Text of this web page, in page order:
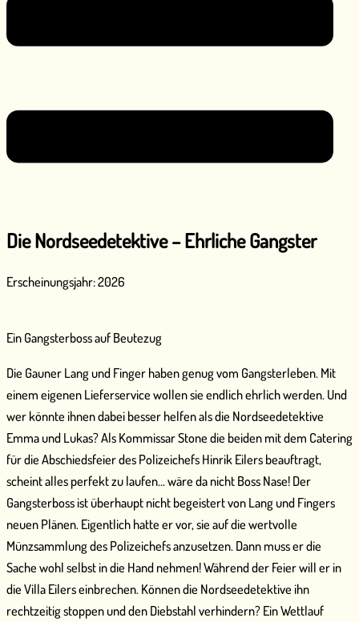
Die Nordseedetektive – Ehrliche Gangster
Erscheinungsjahr: 2026
Ein Gangsterboss auf Beutezug
Die Gauner Lang und Finger haben genug vom Gangsterleben. Mit
einem eigenen Lieferservice wollen sie endlich ehrlich werden. Und
wer könnte ihnen dabei besser helfen als die Nordseedetektive
Emma und Lukas? Als Kommissar Stone die beiden mit dem Catering
für die Abschiedsfeier des Polizeichefs Hinrik Eilers beauftragt,
scheint alles perfekt zu laufen… wäre da nicht Boss Nase! Der
Gangsterboss ist überhaupt nicht begeistert von Lang und Fingers
neuen Plänen. Eigentlich hatte er vor, sie auf die wertvolle
Münzsammlung des Polizeichefs anzusetzen. Dann muss er die
Sache wohl selbst in die Hand nehmen! Während der Feier will er in
die Villa Eilers einbrechen. Können die Nordseedetektive ihn
rechtzeitig stoppen und den Diebstahl verhindern? Ein Wettlauf